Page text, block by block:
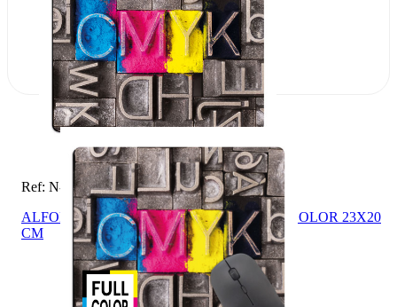
Ref: N-822
ALFOMBRILLA PERSONALIZADA FULL COLOR 23X20
CM